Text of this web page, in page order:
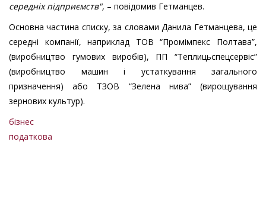
середніх підприємств", – повідомив Гетманцев.
Основна частина списку, за словами Данила Гетманцева, це
середні компанії, наприклад ТОВ “Промімпекс Полтава”,
(виробництво гумових виробів), ПП “Теплицьспецсервіс”
(виробництво машин і устаткування загального
призначення) або ТЗОВ “Зелена нива” (вирощування
зернових культур).
бізнес
податкова